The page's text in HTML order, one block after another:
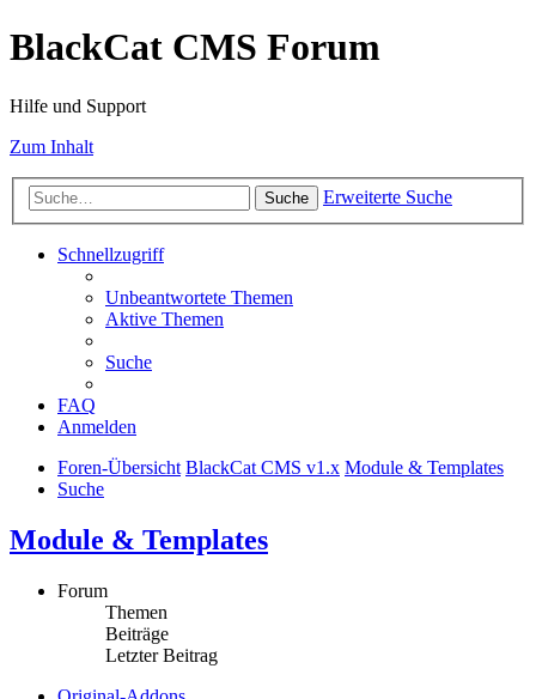
BlackCat CMS Forum
Hilfe und Support
Zum Inhalt
Suche Erweiterte Suche
Schnellzugriff
Unbeantwortete Themen
Aktive Themen
Suche
FAQ
Anmelden
Foren-Übersicht BlackCat CMS v1.x Module & Templates
Suche
Module & Templates
Forum
Themen
Beiträge
Letzter Beitrag